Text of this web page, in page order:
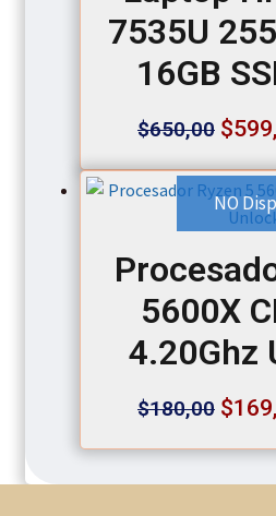
7535U
16GB
$650,00
price
was:
$
NO
5600X
4.20Ghz
$180,00
was:
$